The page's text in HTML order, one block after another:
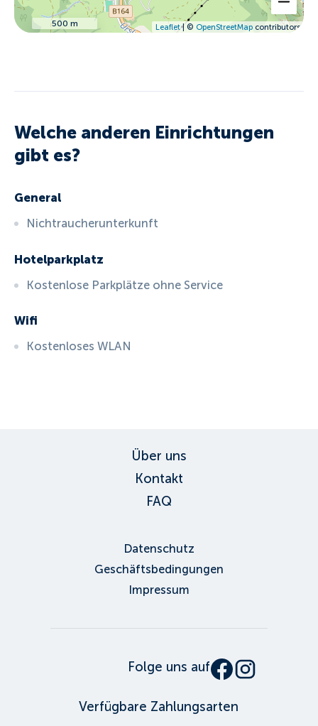
500 m Leaflet| © OpenStreetMapcontributors
Welche anderen Einrichtungen
gibt es?
General
Nichtraucherunterkunft
Hotelparkplatz
Kostenlose Parkplätze ohne Service
Wifi
Kostenloses WLAN
Über uns
Kontakt
FAQ
Datenschutz
Geschäftsbedingungen
Impressum
Folge uns auf
Verfügbare Zahlungsarten